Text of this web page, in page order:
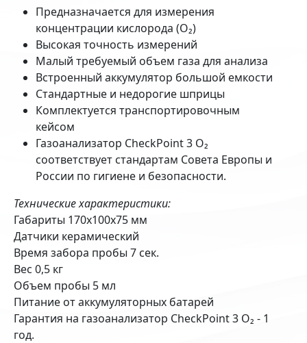
Предназначается для измерения
концентрации кислорода (О₂)
Высокая точность измерений
Малый требуемый объем газа для анализа
Встроенный аккумулятор большой емкости
Стандартные и недорогие шприцы
Комплектуется транспортировочным
кейсом
Газоанализатор CheckPoint 3 O₂
соответствует стандартам Совета Европы и
России по гигиене и безопасности.
Технические характеристики:
Габариты 170х100х75 мм
Датчики керамический
Время забора пробы 7 сек.
Вес 0,5 кг
Объем пробы 5 мл
Питание от аккумуляторных батарей
Гарантия на газоанализатор CheckPoint 3 O₂ - 1
год.